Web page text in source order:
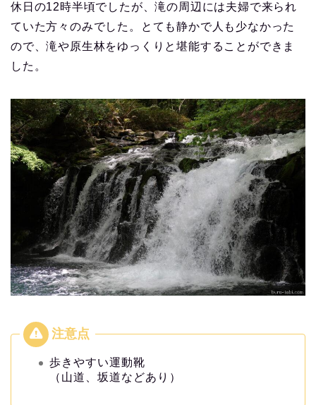
休日の12時半頃でしたが、滝の周辺には夫婦で来られ
ていた方々のみでした。とても静かで人も少なかった
ので、滝や原生林をゆっくりと堪能することができま
した。
歩きやすい運動靴
（山道、坂道などあり）